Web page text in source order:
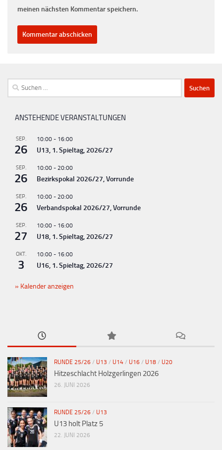
meinen nächsten Kommentar speichern.
Suchen
nach:
ANSTEHENDE VERANSTALTUNGEN
SEP.
26
10:00 - 16:00
U13, 1. Spieltag, 2026/27
SEP.
26
10:00 - 20:00
Bezirkspokal 2026/27, Vorrunde
SEP.
26
10:00 - 20:00
Verbandspokal 2026/27, Vorrunde
SEP.
27
10:00 - 16:00
U18, 1. Spieltag, 2026/27
OKT.
3
10:00 - 16:00
U16, 1. Spieltag, 2026/27
Kalender anzeigen
RUNDE 25/26 / U13 / U14 / U16 / U18 / U20
Hitzeschlacht Holzgerlingen 2026
26. JUNI 2026
RUNDE 25/26 / U13
U13 holt Platz 5
22. JUNI 2026